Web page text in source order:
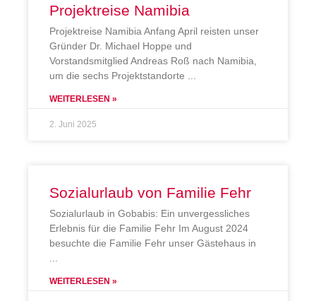
Projektreise Namibia
Projektreise Namibia Anfang April reisten unser
Gründer Dr. Michael Hoppe und
Vorstandsmitglied Andreas Roß nach Namibia,
um die sechs Projektstandorte
WEITERLESEN »
2. Juni 2025
Sozialurlaub von Familie Fehr
Sozialurlaub in Gobabis: Ein unvergessliches
Erlebnis für die Familie Fehr Im August 2024
besuchte die Familie Fehr unser Gästehaus in
WEITERLESEN »